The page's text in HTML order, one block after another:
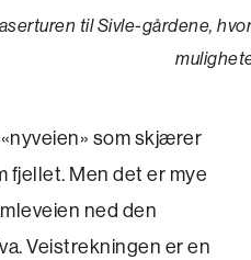
til Sivle-gårdene,
som skjærer
fjellet. Men det er mye
ned den
Veistrekningen er en